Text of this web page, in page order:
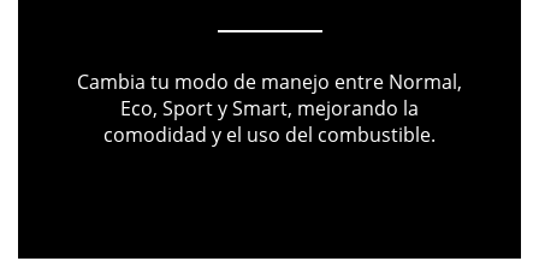
Cambia tu modo de manejo entre Normal,
Eco, Sport y Smart, mejorando la
comodidad y el uso del combustible.